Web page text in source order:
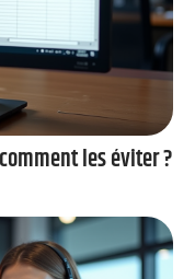
les éviter ?